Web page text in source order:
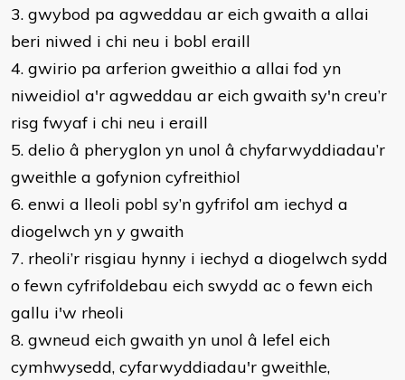
3. gwybod pa agweddau ar eich gwaith a allai
beri niwed i chi neu i bobl eraill
4. gwirio pa arferion gweithio a allai fod yn
niweidiol a'r agweddau ar eich gwaith sy'n creu’r
risg fwyaf i chi neu i eraill
5. delio â pheryglon yn unol â chyfarwyddiadau’r
gweithle a gofynion cyfreithiol
6. enwi a lleoli pobl sy’n gyfrifol am iechyd a
diogelwch yn y gwaith
7. rheoli’r risgiau hynny i iechyd a diogelwch sydd
o fewn cyfrifoldebau eich swydd ac o fewn eich
gallu i'w rheoli
8. gwneud eich gwaith yn unol â lefel eich
cymhwysedd, cyfarwyddiadau'r gweithle,